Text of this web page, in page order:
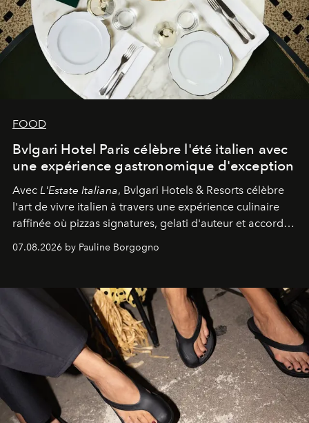
FOOD
Bvlgari Hotel Paris célèbre l'été italien avec
une expérience gastronomique d'exception
Avec L'Estate Italiana, Bvlgari Hotels & Resorts célèbre
l'art de vivre italien à travers une expérience culinaire
raffinée où pizzas signatures, gelati d'auteur et accords
d'exception composent un véritable voyage sensoriel.
07.08.2026 by Pauline Borgogno